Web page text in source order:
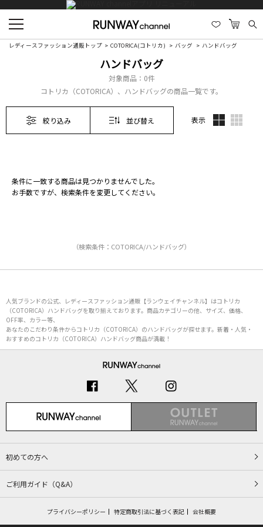
レディースファッション通販トップ COTORICA(コトリカ) バッグ ハンドバッグ
ハンドバッグ
対象商品： 0件
コトリカ（COTORICA）、ハンドバッグの商品一覧です。
絞り込み 並び替え 表示
条件に一致する商品は見つかりませんでした。
お手数ですが、検索条件を変更してください。
（検索条件：COTORICA/ハンドバッグ）
人気ブランドの公式、レディースファッション通販【ランウェイチャンネル】はコトリカ
（COTORICA）ハンドバッグを取り揃えております。商品カテゴリーの他、サイズ、価格、
OFF率、カラー等、
あなたのこだわり条件からコトリカ（COTORICA）のハンドバッグが探せます。新着・人気・
おすすめのコトリカ（COTORICA）ハンドバッグ商品が満載！
初めての方へ
ご利用ガイド（Q&A）
プライバシーポリシー 特定商取引法に基づく表記 会社概要